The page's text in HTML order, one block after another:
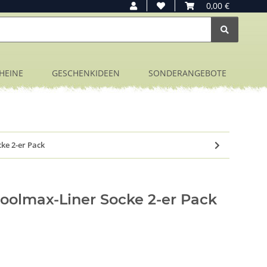
0,00 €
GESCHENKIDEEN SONDERANGEBOTE
2-er Pack
Liner Socke 2-er Pack